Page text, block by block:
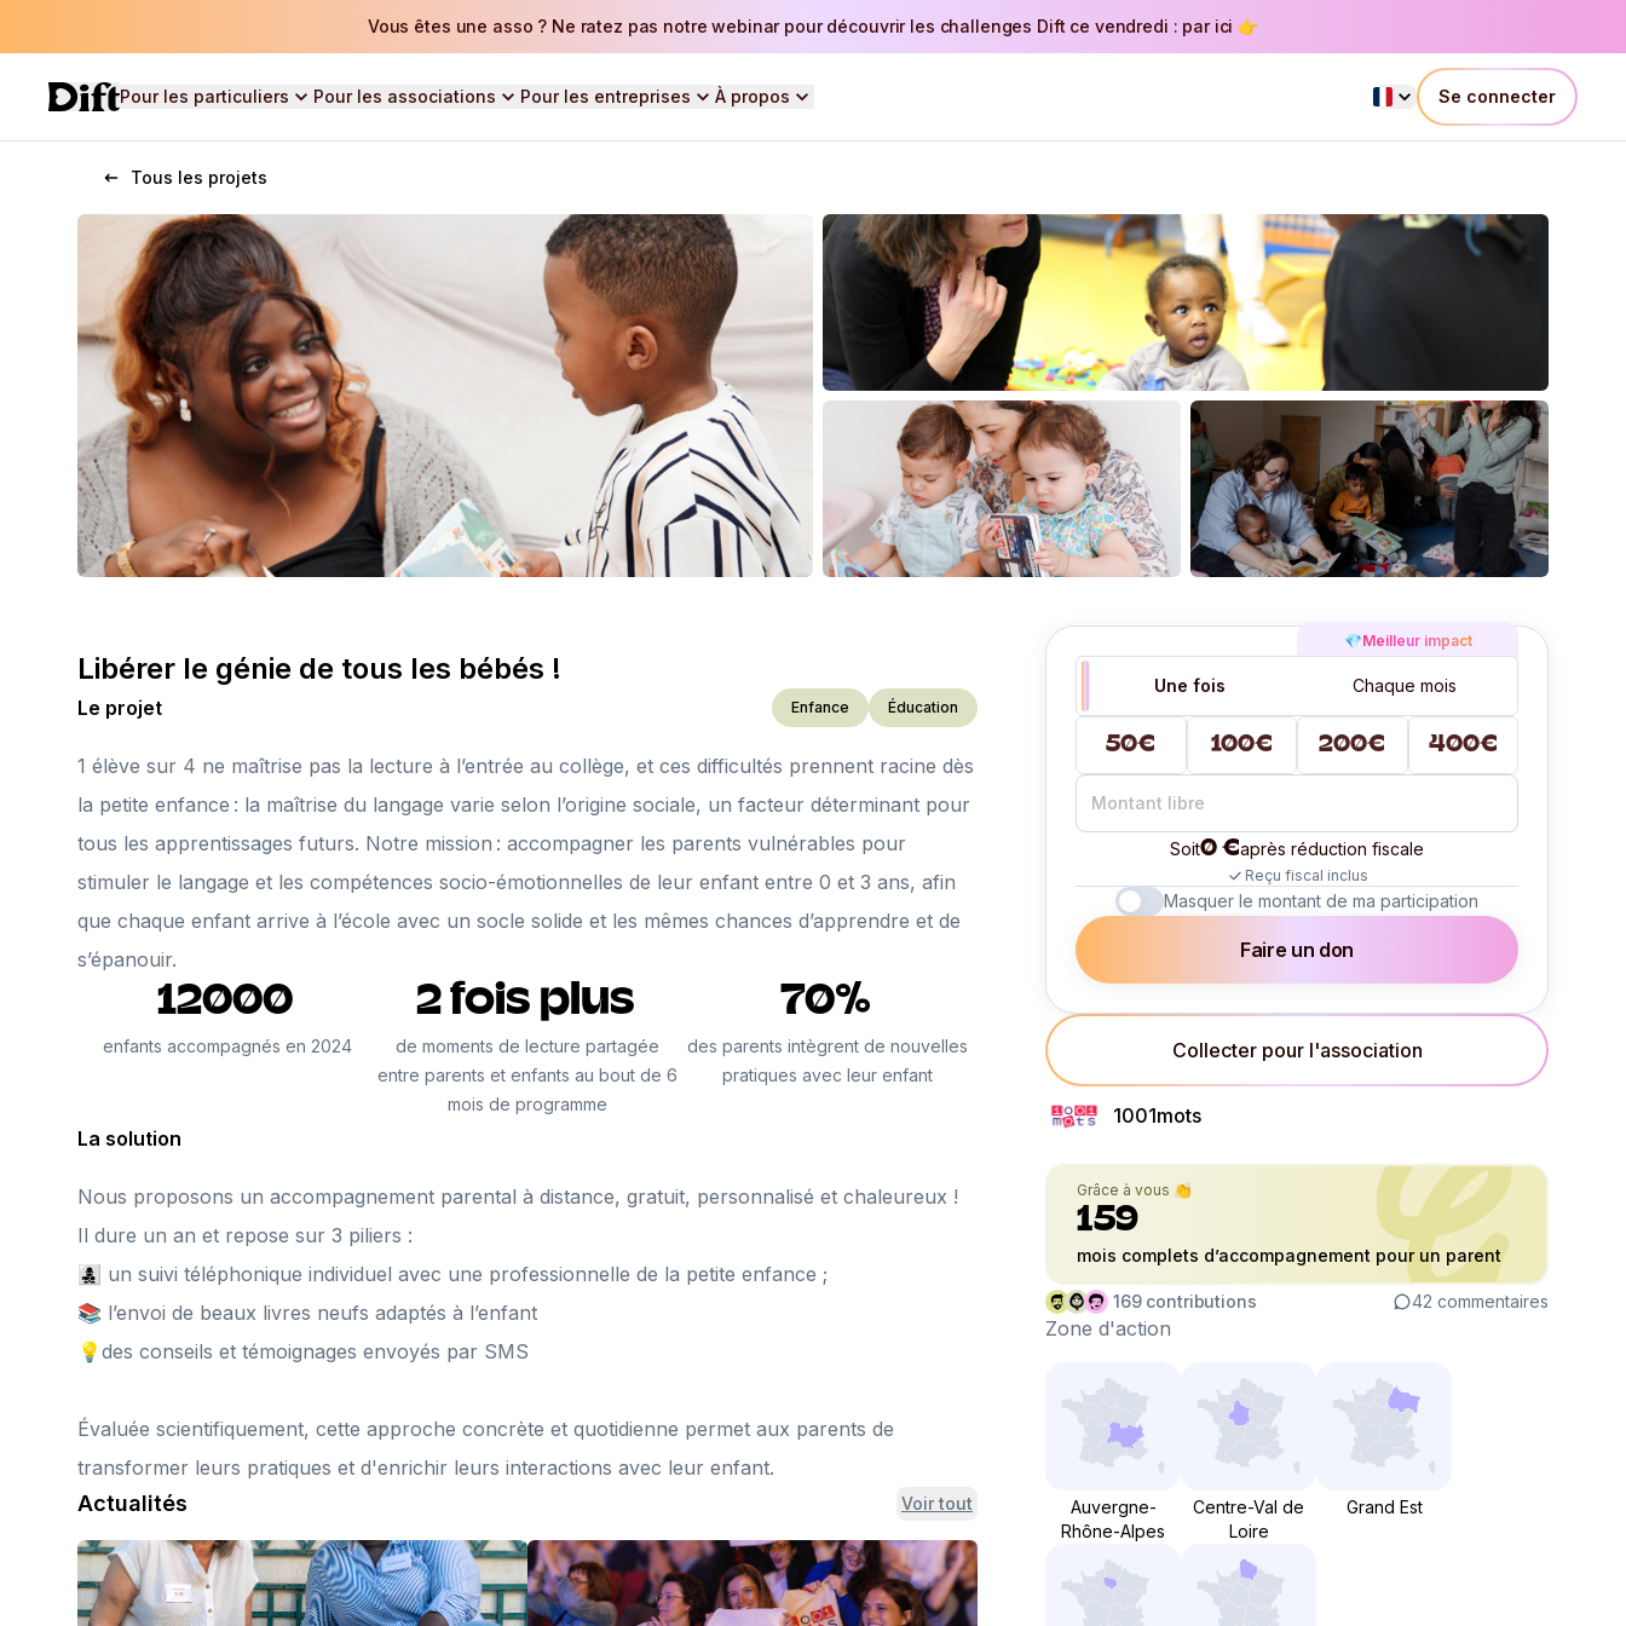
Vous êtes une asso ? Ne ratez pas notre webinar pour découvrir les challenges Dift ce vendredi : par ici 👉
Pour les particuliers Pour les associations Pour les entreprises À propos Se connecter
Tous les projets
Libérer le génie de tous les bébés !
Le projet Enfance Éducation
1 élève sur 4 ne maîtrise pas la lecture à l’entrée au collège, et ces difficultés prennent racine dès
la petite enfance : la maîtrise du langage varie selon l’origine sociale, un facteur déterminant pour
tous les apprentissages futurs. Notre mission : accompagner les parents vulnérables pour
stimuler le langage et les compétences socio-émotionnelles de leur enfant entre 0 et 3 ans, afin
que chaque enfant arrive à l’école avec un socle solide et les mêmes chances d’apprendre et de
s’épanouir.
12000
enfants accompagnés en 2024
2 fois plus
de moments de lecture partagée
entre parents et enfants au bout de 6
mois de programme
70%
des parents intègrent de nouvelles
pratiques avec leur enfant
La solution
Nous proposons un accompagnement parental à distance, gratuit, personnalisé et chaleureux !
Il dure un an et repose sur 3 piliers :
👩‍👧‍👦 un suivi téléphonique individuel avec une professionnelle de la petite enfance ;
📚 l’envoi de beaux livres neufs adaptés à l’enfant
💡des conseils et témoignages envoyés par SMS
Évaluée scientifiquement, cette approche concrète et quotidienne permet aux parents de
transformer leurs pratiques et d'enrichir leurs interactions avec leur enfant.
Actualités Voir tout
Une fois Chaque mois
💎Meilleur impact
50€ 100€ 200€ 400€
Soit0 €après réduction fiscale
Reçu fiscal inclus
Masquer le montant de ma participation
Faire un don
Collecter pour l'association
1001mots
Grâce à vous 👏
159
mois complets d’accompagnement pour un parent
169 contributions 42 commentaires
Zone d'action
Auvergne-
Rhône-Alpes
Centre-Val de
Loire
Grand Est